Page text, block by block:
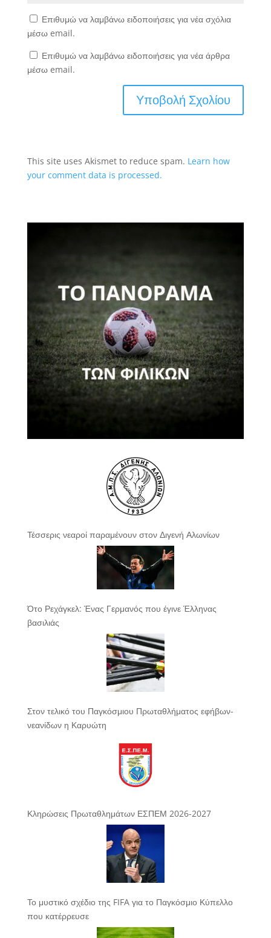
Επιθυμώ να λαμβάνω ειδοποιήσεις για νέα σχόλια
μέσω email.
Επιθυμώ να λαμβάνω ειδοποιήσεις για νέα άρθρα
μέσω email.
This site uses Akismet to reduce spam. Learn how
your comment data is processed.
Τέσσερις νεαροί παραμένουν στον Διγενή Αλωνίων
Ότο Ρεχάγκελ: Ένας Γερμανός που έγινε Έλληνας
βασιλιάς
Στον τελικό του Παγκόσμιου Πρωταθλήματος εφήβων-
νεανίδων η Καρυώτη
Κληρώσεις Πρωταθλημάτων ΕΣΠΕΜ 2026-2027
Το μυστικό σχέδιο της FIFA για το Παγκόσμιο Κύπελλο
που κατέρρευσε